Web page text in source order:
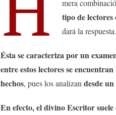
mera
tipo de
dará la respuesta.
Ésta se caracteriza por un
entre estos lectores se
hechos, pues los analizan desde
En efecto, el divino Escritor suele